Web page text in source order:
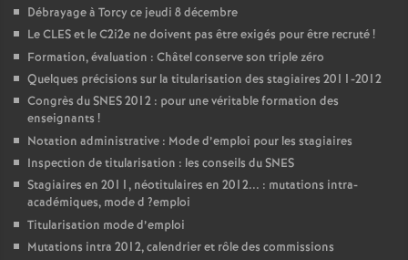
Débrayage à Torcy ce jeudi 8 décembre
LeCLESet le C2i2e ne doivent pas être exigés pour être recruté!
Formation, évaluation : Châtel conserve son triple zéro
Quelques précisions sur la titularisation des stagiaires 2011-2012
Congrès duSNES2012 : pour une véritable formation des
enseignants !
Notation administrative : Mode d’emploi pour les stagiaires
Inspection de titularisation : les conseils duSNES
Stagiaires en 2011, néotitulaires en 2012... : mutations intra-
académiques, mode d ?emploi
Titularisation mode d’emploi
Mutations intra 2012, calendrier et rôle des commissions